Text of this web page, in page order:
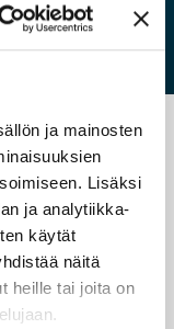
ja mainosten
Lisäksi
ja analytiikka-
käytät
näitä
heille tai joita on